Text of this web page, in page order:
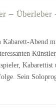
–
Abend
Kabarettist
Sein